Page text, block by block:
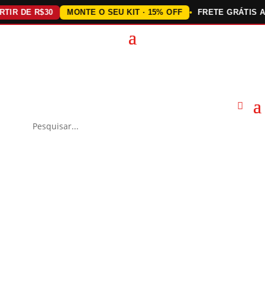
R$30 MONTE O SEU KIT · 15% OFF FRETE GRÁTIS